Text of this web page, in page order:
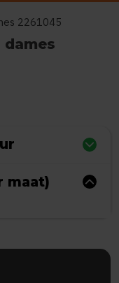
2261045
maat)